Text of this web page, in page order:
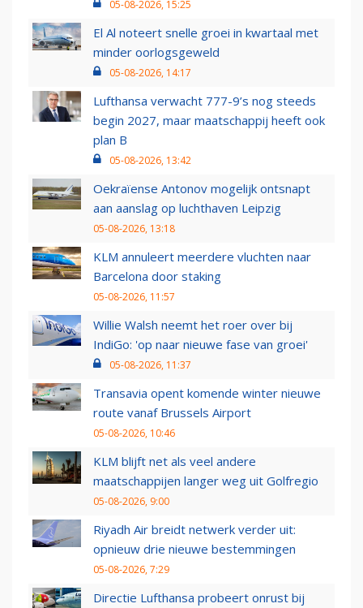
05-08-2026, 15:25
El Al noteert snelle groei in kwartaal met
minder oorlogsgeweld
05-08-2026, 14:17
Lufthansa verwacht 777-9’s nog steeds
begin 2027, maar maatschappij heeft ook
plan B
05-08-2026, 13:42
Oekraïense Antonov mogelijk ontsnapt
aan aanslag op luchthaven Leipzig
05-08-2026, 13:18
KLM annuleert meerdere vluchten naar
Barcelona door staking
05-08-2026, 11:57
Willie Walsh neemt het roer over bij
IndiGo: 'op naar nieuwe fase van groei'
05-08-2026, 11:37
Transavia opent komende winter nieuwe
route vanaf Brussels Airport
05-08-2026, 10:46
KLM blijft net als veel andere
maatschappijen langer weg uit Golfregio
05-08-2026, 9:00
Riyadh Air breidt netwerk verder uit:
opnieuw drie nieuwe bestemmingen
05-08-2026, 7:29
Directie Lufthansa probeert onrust bij